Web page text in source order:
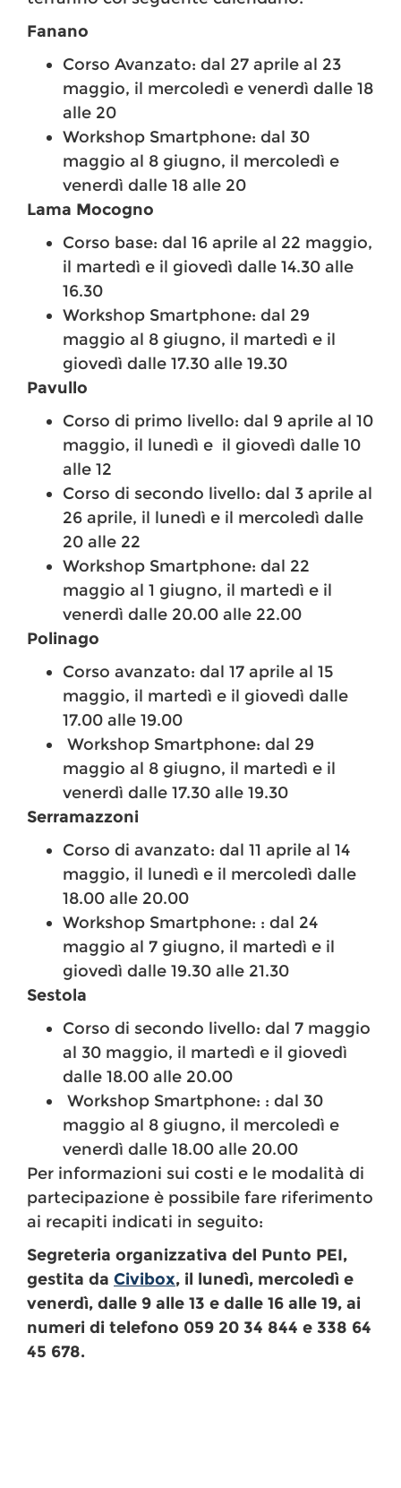
Fanano
Corso Avanzato: dal 27 aprile al 23
maggio, il mercoledì e venerdì dalle 18
alle 20
Workshop Smartphone: dal 30
maggio al 8 giugno, il mercoledì e
venerdì dalle 18 alle 20
Lama Mocogno
Corso base: dal 16 aprile al 22 maggio,
il martedì e il giovedì dalle 14.30 alle
16.30
Workshop Smartphone: dal 29
maggio al 8 giugno, il martedì e il
giovedì dalle 17.30 alle 19.30
Pavullo
Corso di primo livello: dal 9 aprile al 10
maggio, il lunedì e il giovedì dalle 10
alle 12
Corso di secondo livello: dal 3 aprile al
26 aprile, il lunedì e il mercoledì dalle
20 alle 22
Workshop Smartphone: dal 22
maggio al 1 giugno, il martedì e il
venerdì dalle 20.00 alle 22.00
Polinago
Corso avanzato: dal 17 aprile al 15
maggio, il martedì e il giovedì dalle
17.00 alle 19.00
Workshop Smartphone: dal 29
maggio al 8 giugno, il martedì e il
venerdì dalle 17.30 alle 19.30
Serramazzoni
Corso di avanzato: dal 11 aprile al 14
maggio, il lunedì e il mercoledì dalle
18.00 alle 20.00
Workshop Smartphone: : dal 24
maggio al 7 giugno, il martedì e il
giovedì dalle 19.30 alle 21.30
Sestola
Corso di secondo livello: dal 7 maggio
al 30 maggio, il martedì e il giovedì
dalle 18.00 alle 20.00
Workshop Smartphone: : dal 30
maggio al 8 giugno, il mercoledì e
venerdì dalle 18.00 alle 20.00
Per informazioni sui costi e le modalità di
partecipazione è possibile fare riferimento
ai recapiti indicati in seguito:
Segreteria organizzativa del Punto PEI,
gestita da Civibox, il lunedì, mercoledì e
venerdì, dalle 9 alle 13 e dalle 16 alle 19, ai
numeri di telefono 059 20 34 844 e 338 64
45 678.